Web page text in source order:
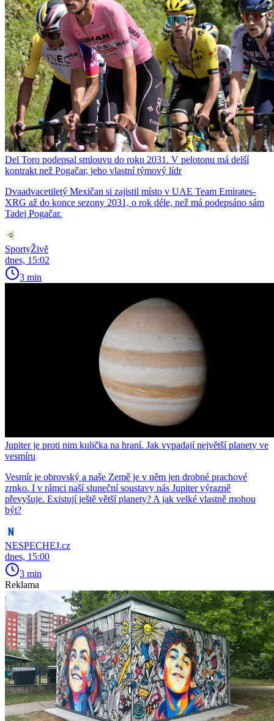
Del Toro podepsal smlouvu do roku 2031. V pelotonu má delší
kontrakt než Pogačar, jeho vlastní týmový lídr
Dvaadvacetiletý Mexičan si zajistil místo v UAE Team Emirates-
XRG až do konce sezony 2031, o rok déle, než má podepsáno sám
Tadej Pogačar.
SportyŽivě
dnes, 15:02
3 min
Jupiter je proti nim kulička na hraní. Jak vypadají největší planety ve
vesmíru
Vesmír je obrovský a naše Země je v něm jen drobné prachové
zrnko. I v rámci naší sluneční soustavy nás Jupiter výrazně
převyšuje. Existují ještě větší planety? A jak velké vlastně mohou
být?
NESPECHEJ.cz
dnes, 15:00
3 min
Reklama